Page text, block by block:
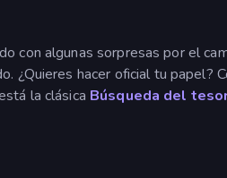
con algunas sorpresas por el
¿Quieres hacer oficial tu papel?
la clásica Búsqueda del